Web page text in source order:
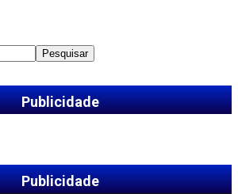
Pesquisar
Publicidade
Publicidade